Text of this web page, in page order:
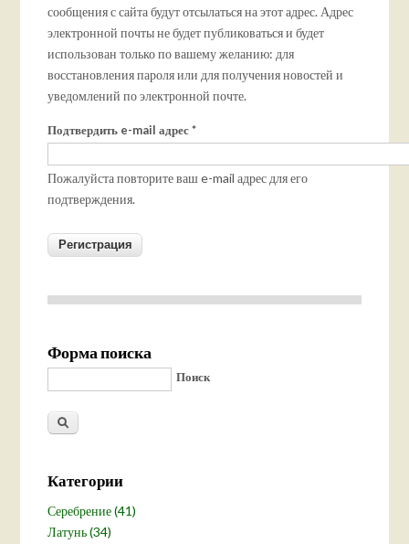
сообщения с сайта будут отсылаться на этот адрес. Адрес
электронной почты не будет публиковаться и будет
использован только по вашему желанию: для
восстановления пароля или для получения новостей и
уведомлений по электронной почте.
Подтвердить e-mail адрес*
Пожалуйста повторите ваш e-mail адрес для его
подтверждения.
Форма поиска
Поиск
Категории
Серебрение (41)
Латунь (34)